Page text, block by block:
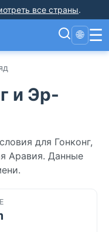
все страны.
🌐 ☰
и Эр-
для Гонконг,
Аравия. Данные